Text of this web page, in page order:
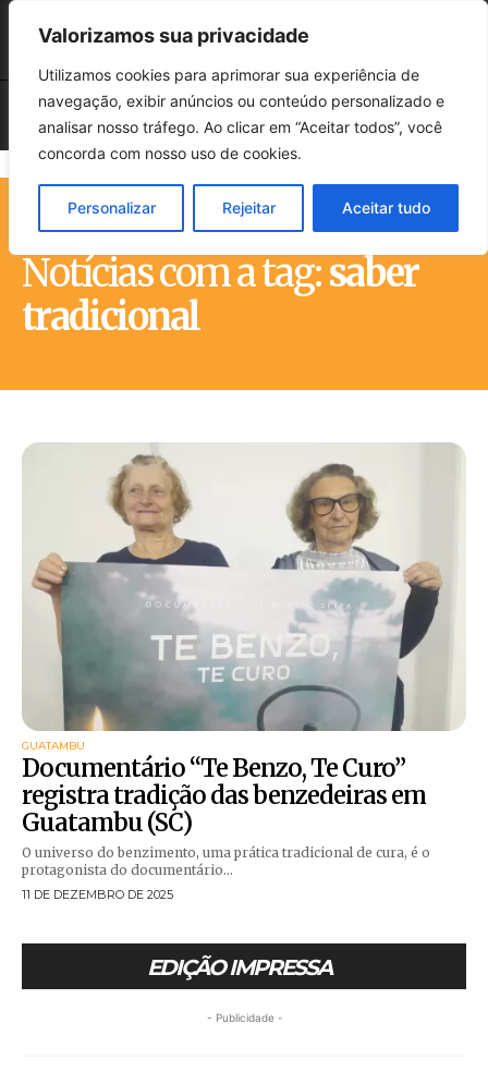
Valorizamos sua privacidade
Utilizamos cookies para aprimorar sua experiência de
navegação, exibir anúncios ou conteúdo personalizado e
analisar nosso tráfego. Ao clicar em “Aceitar todos”, você
concorda com nosso uso de cookies.
Personalizar Rejeitar Aceitar tudo
Notícias com a tag:saber
tradicional
GUATAMBU
Documentário “Te Benzo, Te Curo”
registra tradição das benzedeiras em
Guatambu (SC)
O universo do benzimento, uma prática tradicional de cura, é o
protagonista do documentário...
11 DE DEZEMBRO DE 2025
EDIÇÃO IMPRESSA
- Publicidade -